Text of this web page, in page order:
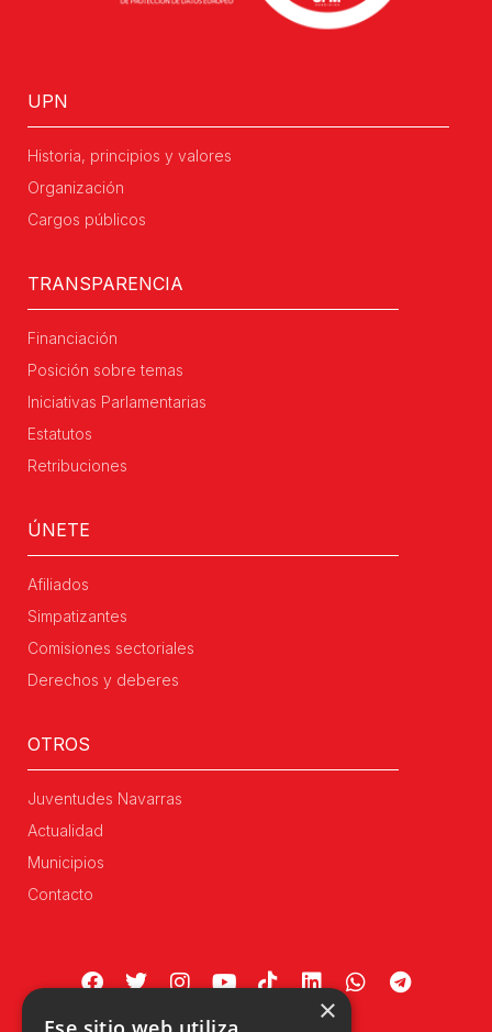
UPN
Historia, principios y valores
Organización
Cargos públicos
TRANSPARENCIA
Financiación
Posición sobre temas
Iniciativas Parlamentarias
Estatutos
Retribuciones
ÚNETE
Afiliados
Simpatizantes
Comisiones sectoriales
Derechos y deberes
OTROS
Juventudes Navarras
Actualidad
Municipios
Contacto
×